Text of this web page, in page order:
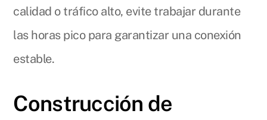
calidad o tráfico alto, evite trabajar durante
las horas pico para garantizar una conexión
estable.
Construcción de